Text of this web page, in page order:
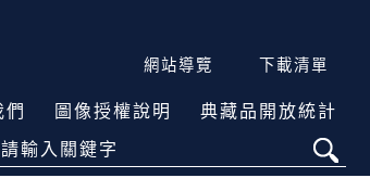
網站導覽 下載清單
們 圖像授權說明 典藏品開放統計
輸入關鍵字